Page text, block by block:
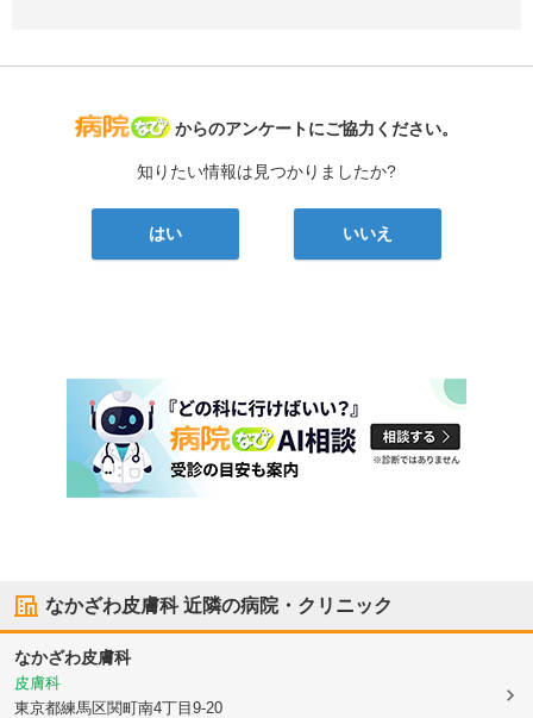
病院なび
からのアンケートにご協力ください。
知りたい情報は見つかりましたか?
はい いいえ
なかざわ皮膚科近隣の病院・クリニック
なかざわ皮膚科
皮膚科
東京都練馬区関町南4丁目9-20